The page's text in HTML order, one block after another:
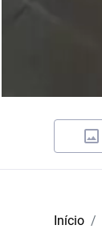
Início